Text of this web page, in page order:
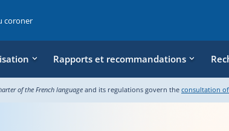
coroner
Rapports et recommandations
of the French language and its regulations govern the consultation